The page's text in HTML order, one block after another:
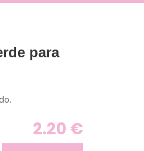
para
2.20 €